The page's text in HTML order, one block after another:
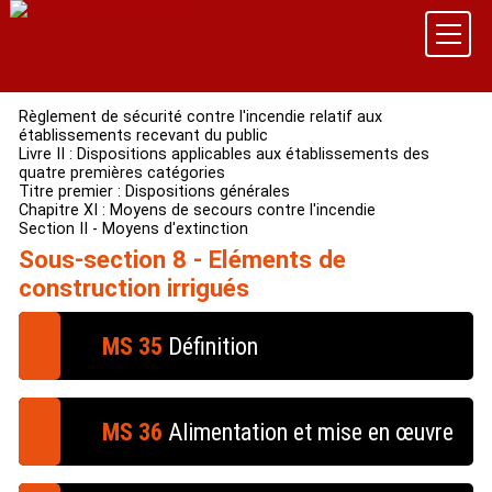
Règlement de sécurité contre l'incendie relatif aux
établissements recevant du public
Livre II : Dispositions applicables aux établissements des
quatre premières catégories
Titre premier : Dispositions générales
Chapitre XI : Moyens de secours contre l'incendie
Section II - Moyens d'extinction
Sous-section 8 - Eléments de
construction irrigués
MS 35 Définition
Des rideaux d'eau composés de canalisations munies
de diffuseurs adaptés peuvent être imposés pour
améliorer la résistance au feu de certains éléments
de construction (cloisons, rideaux, portes, etc.). Ils
constituent des éléments de construction irrigués.
MS 36 Alimentation et mise en œuvre
Dans tous les cas où l'eau est utilisée pour obtenir le